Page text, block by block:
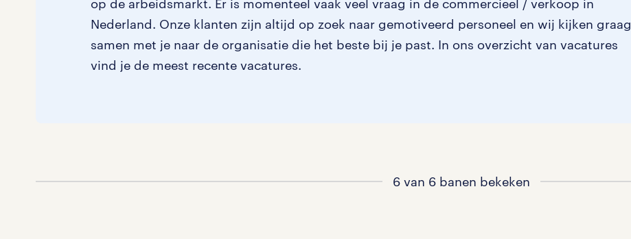
op de arbeidsmarkt. Er is momenteel vaak veel vraag in de commercieel / verkoop in
Nederland. Onze klanten zijn altijd op zoek naar gemotiveerd personeel en wij kijken graag
samen met je naar de organisatie die het beste bij je past. In ons overzicht van vacatures
vind je de meest recente vacatures.
6 van 6 banen bekeken